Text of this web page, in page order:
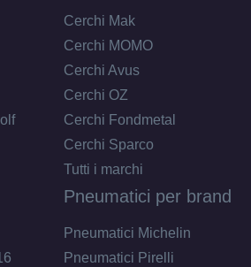
Cerchi Mak
Cerchi MOMO
Cerchi Avus
Cerchi OZ
Cerchi Fondmetal
Cerchi Sparco
Tutti i marchi
Pneumatici per brand
Pneumatici Michelin
Pneumatici Pirelli